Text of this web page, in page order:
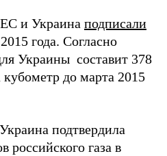
ЕС и Украина подписали
года. Согласно
Украины составит 378
кубометр до марта 2015
подтвердила
российского газа в